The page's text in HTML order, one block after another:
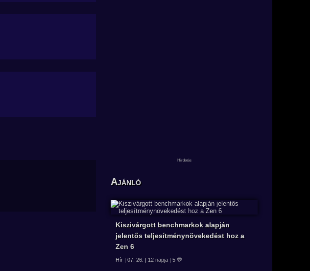
Ajánló
Kiszivárgott benchmarkok alapján
jelentős teljesítménynövekedést hoz a
Zen 6
Hír | 07. 26. | 12 napja | 5 💬